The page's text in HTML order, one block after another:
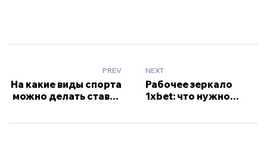
PREV
На какие виды спорта
можно делать ставки
NEXT
Рабочее зеркало
1xbet: что нужно
беттору